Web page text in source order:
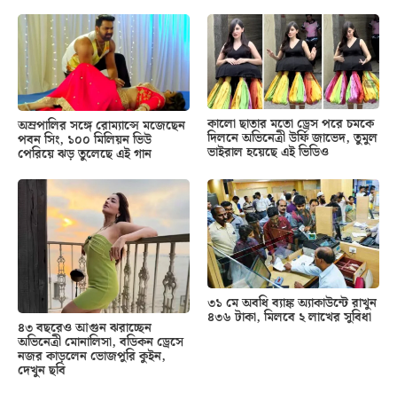
অম্রপালির সঙ্গে রোম্যান্সে মজেছেন
পবন সিং, ১০০ মিলিয়ন ভিউ
পেরিয়ে ঝড় তুলেছে এই গান
কালো ছাতার মতো ড্রেস পরে চমকে
দিলনে অভিনেত্রী উর্ফি জাভেদ, তুমুল
ভাইরাল হয়েছে এই ভিডিও
৪৩ বছরেও আগুন ঝরাচ্ছেন
অভিনেত্রী মোনালিসা, বডিকন ড্রেসে
নজর কাড়লেন ভোজপুরি কুইন,
দেখুন ছবি
৩১ মে অবধি ব্যাঙ্ক অ্যাকাউন্টে রাখুন
৪৩৬ টাকা, মিলবে ২ লাখের সুবিধা